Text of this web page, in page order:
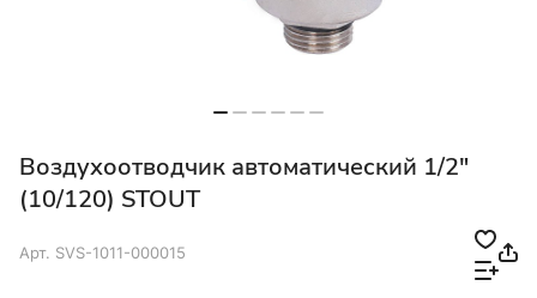
Воздухоотводчик автоматический 1/2"
(10/120) STOUT
Арт. SVS-1011-000015